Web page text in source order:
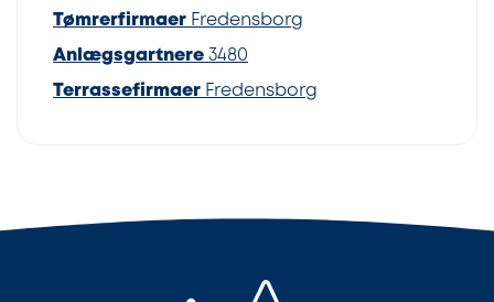
Tømrerfirmaer Fredensborg
Anlægsgartnere 3480
Terrassefirmaer Fredensborg